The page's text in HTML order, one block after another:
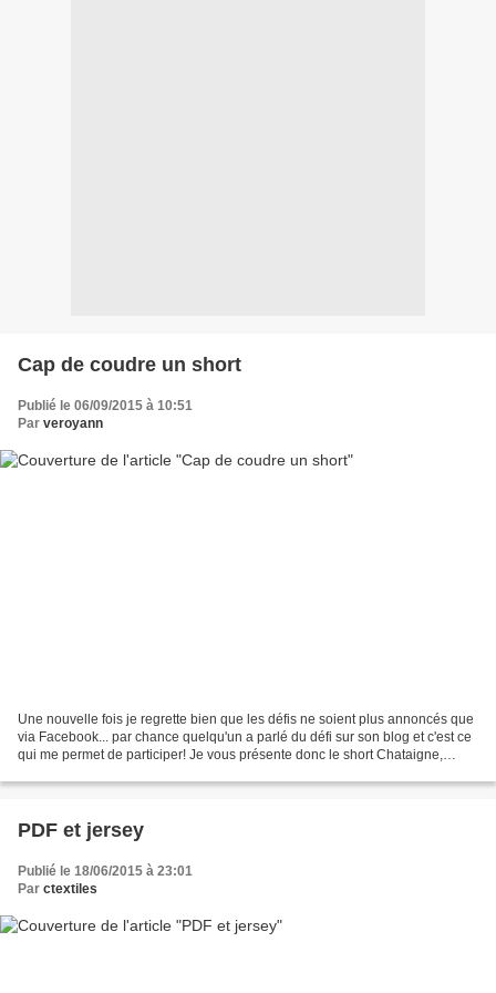
Cap de coudre un short
Publié le 06/09/2015 à 10:51
Par veroyann
Une nouvelle fois je regrette bien que les défis ne soient plus annoncés que
via Facebook... par chance quelqu'un a parlé du défi sur son blog et c'est ce
qui me permet de participer! Je vous présente donc le short Chataigne,
PDF et jersey
Publié le 18/06/2015 à 23:01
Par ctextiles